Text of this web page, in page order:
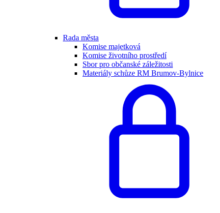
Rada města
Komise majetková
Komise životního prostředí
Sbor pro občanské záležitosti
Materiály schůze RM Brumov-Bylnice